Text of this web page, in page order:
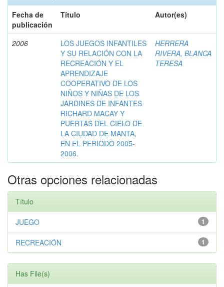
Fecha de
publicación
Título Autor(es)
2006
LOS JUEGOS INFANTILES
Y SU RELACIÓN CON LA
RECREACIÓN Y EL
APRENDIZAJE
COOPERATIVO DE LOS
NIÑOS Y NIÑAS DE LOS
JARDINES DE INFANTES
RICHARD MACAY Y
PUERTAS DEL CIELO DE
LA CIUDAD DE MANTA,
EN EL PERIODO 2005-
2006.
HERRERA
RIVERA, BLANCA
TERESA
Otras opciones relacionadas
Título
1
JUEGO
1
RECREACIÓN
Has File(s)